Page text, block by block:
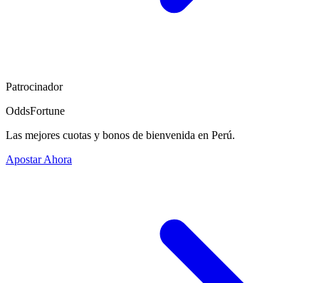
Patrocinador
OddsFortune
Las mejores cuotas y bonos de bienvenida en Perú.
Apostar Ahora